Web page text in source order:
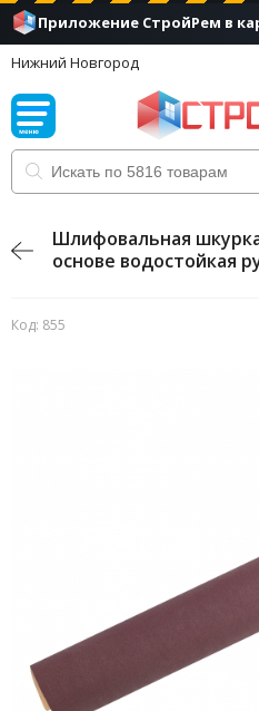
Приложение СтройРем в
Нижний Новгород
Шлифовальная
основе водостойкая
Код: 855